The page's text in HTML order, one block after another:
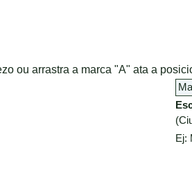
ou arrastra a marca "A" ata a
Ej: